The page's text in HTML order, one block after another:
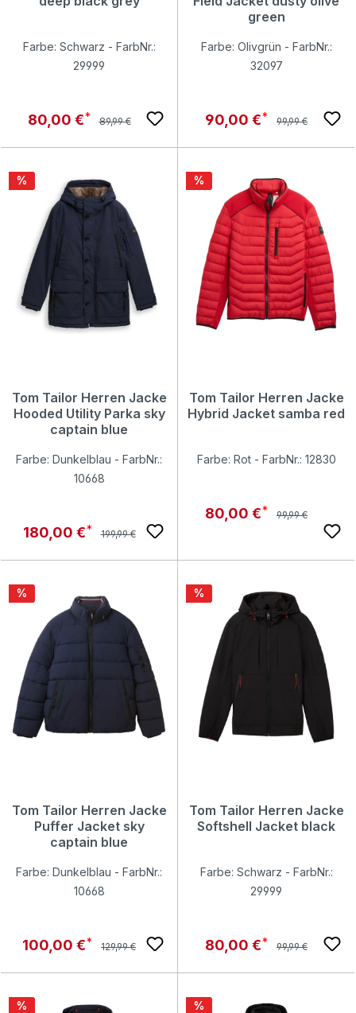
Farbe: Schwarz - FarbNr.:
29999
Verkaufspreis:
80,00 € Regulärer Preis:
89,99 €
green
Farbe: Olivgrün - FarbNr.:
32097
Verkaufspreis:
90,00 € Regulärer Preis:
99,99 €
Rabatt
%
Tom Tailor Herren Jacke
Hooded Utility Parka sky
captain blue
Farbe: Dunkelblau - FarbNr.:
10668
Verkaufspreis:
180,00 € Regulärer Preis:
199,99 €
Rabatt
%
Tom Tailor Herren Jacke
Hybrid Jacket samba red
Farbe: Rot - FarbNr.: 12830
Verkaufspreis:
80,00 € Regulärer Preis:
99,99 €
Rabatt
%
Tom Tailor Herren Jacke
Puffer Jacket sky
captain blue
Farbe: Dunkelblau - FarbNr.:
10668
Verkaufspreis:
100,00 € Regulärer Preis:
129,99 €
Rabatt
%
Tom Tailor Herren Jacke
Softshell Jacket black
Farbe: Schwarz - FarbNr.:
29999
Verkaufspreis:
80,00 € Regulärer Preis:
99,99 €
Rabatt
% Rabatt
%